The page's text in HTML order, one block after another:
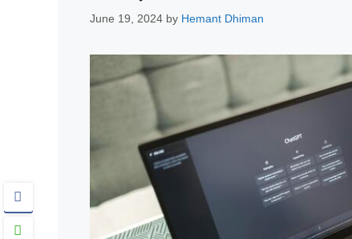
June 19, 2024 by Hemant Dhiman